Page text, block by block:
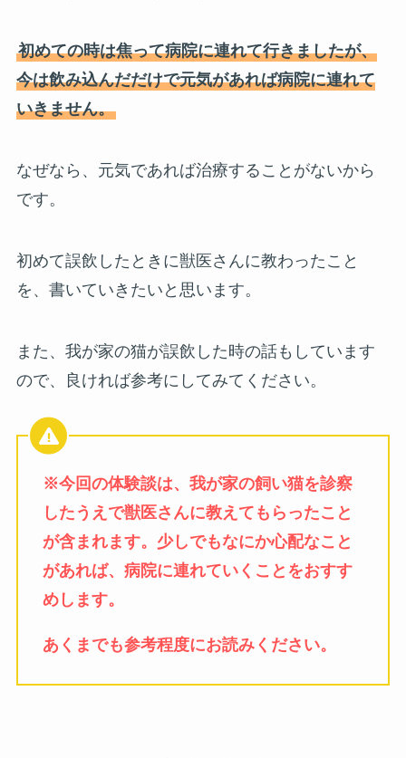
初めての時は焦って病院に連れて行きましたが、
今は飲み込んだだけで元気があれば病院に連れて
いきません。
なぜなら、元気であれば治療することがないから
です。
初めて誤飲したときに獣医さんに教わったこと
を、書いていきたいと思います。
また、我が家の猫が誤飲した時の話もしています
ので、良ければ参考にしてみてください。
※今回の体験談は、我が家の飼い猫を診察
したうえで獣医さんに教えてもらったこと
が含まれます。少しでもなにか心配なこと
があれば、病院に連れていくことをおすす
めします。
あくまでも参考程度にお読みください。